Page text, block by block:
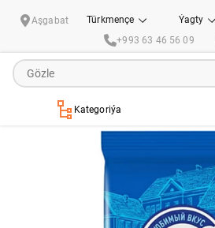
Aşgabat Türkmençe
Ýagty
+993 63 46 56 09
Kategoriýa